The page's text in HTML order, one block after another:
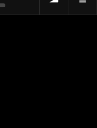
landslag att älska"